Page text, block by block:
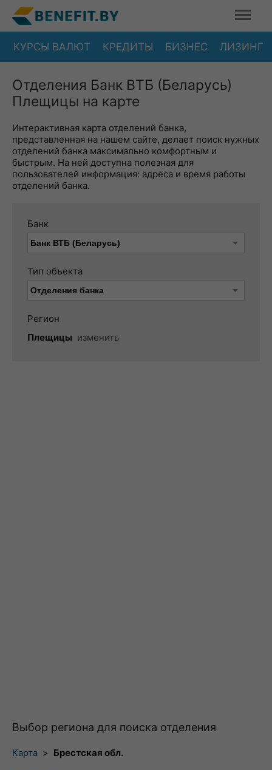
КУРСЫ ВАЛЮТ КРЕДИТЫ БИЗНЕС ЛИЗИНГ
Отделения Банк ВТБ (Беларусь)
Плещицы на карте
Интерактивная карта отделений банка,
представленная на нашем сайте, делает поиск нужных
отделений банка максимально комфортным и
быстрым. На ней доступна полезная для
пользователей информация: адреса и время работы
отделений банка.
Банк
Тип объекта
Регион
Плещицы изменить
Выбор региона для поиска отделения
Карта > Брестская обл.